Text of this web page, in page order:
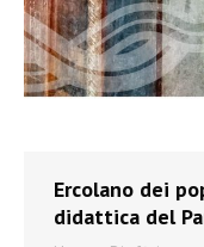
Ercolano dei
didattica del